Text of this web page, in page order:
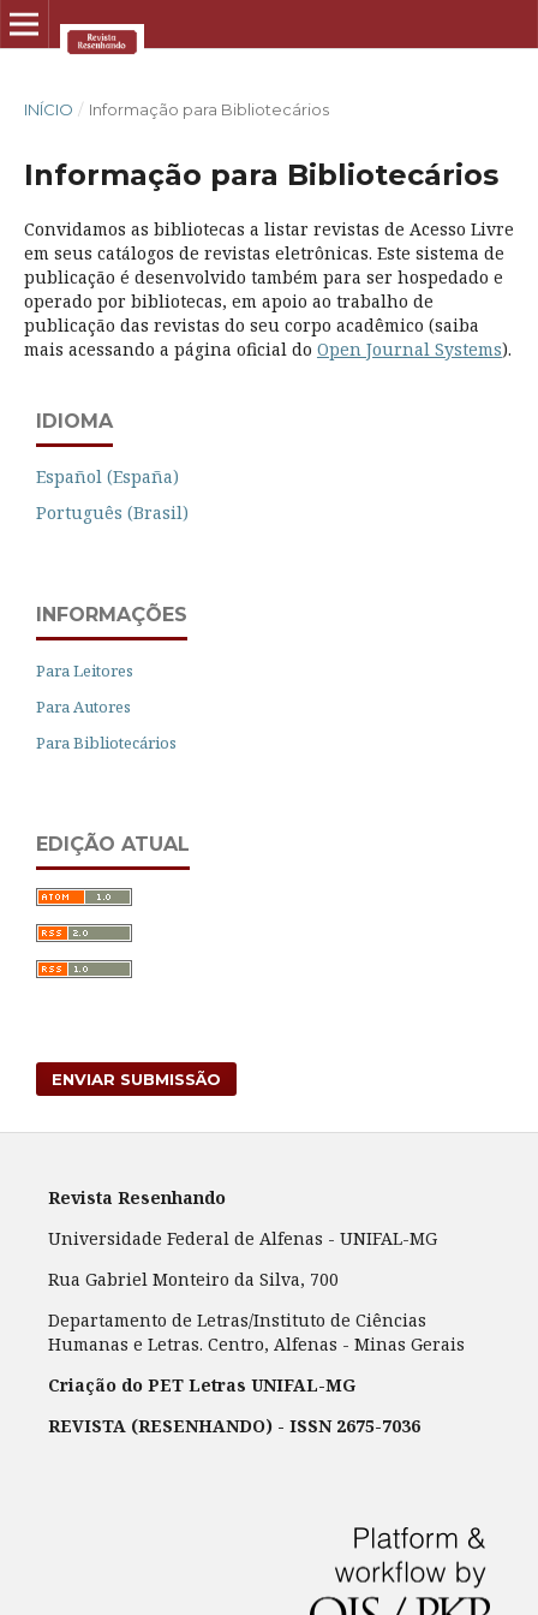
INÍCIO / Informação para Bibliotecários
Informação para Bibliotecários
Convidamos as bibliotecas a listar revistas de Acesso Livre
em seus catálogos de revistas eletrônicas. Este sistema de
publicação é desenvolvido também para ser hospedado e
operado por bibliotecas, em apoio ao trabalho de
publicação das revistas do seu corpo acadêmico (saiba
mais acessando a página oficial do Open Journal Systems).
IDIOMA
Español (España)
Português (Brasil)
INFORMAÇÕES
Para Leitores
Para Autores
Para Bibliotecários
EDIÇÃO ATUAL
ENVIAR SUBMISSÃO
Revista Resenhando
Universidade Federal de Alfenas - UNIFAL-MG
Rua Gabriel Monteiro da Silva, 700
Departamento de Letras/Instituto de Ciências
Humanas e Letras. Centro, Alfenas - Minas Gerais
Criação do PET Letras UNIFAL-MG
REVISTA (RESENHANDO) - ISSN 2675-7036